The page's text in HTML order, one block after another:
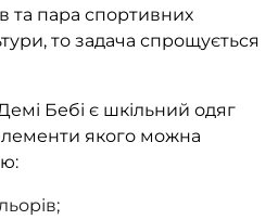
та пара спортивних
то задача спрощується
Бебі є шкільний одяг
якого можна